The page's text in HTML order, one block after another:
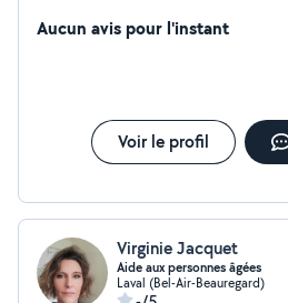
Aucun avis pour l'instant
Voir le profil
Virginie Jacquet
Aide aux personnes âgées
Laval (Bel-Air-Beauregard)